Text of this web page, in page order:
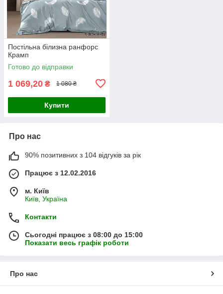
Постільна білизна ранфорс
Крамп
Готово до відправки
1 069,20 ₴ 1 080 ₴
Купити
Про нас
90% позитивних з 104 відгуків за рік
Працює з 12.02.2016
м. Київ
Київ, Україна
Контакти
Сьогодні працює з 08:00 до 15:00
Показати весь графік роботи
Про нас